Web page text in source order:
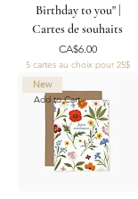
Birthday to you" |
Cartes de souhaits
Price
CA$6.00
5 cartes au choix pour 25$
Add to Cart
New